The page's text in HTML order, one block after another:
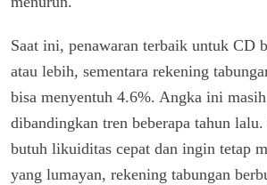
Saat ini, penawaran terbaik untuk CD
atau lebih, sementara rekening
bisa menyentuh 4.6%. Angka ini
dibandingkan tren beberapa tahun
butuh likuiditas cepat dan ingin tetap
yang lumayan, rekening tabungan